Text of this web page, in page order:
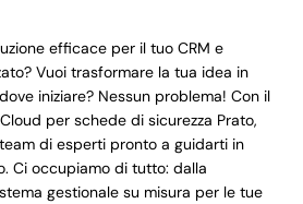
efficace per il tuo CRM e
Vuoi trasformare la tua idea in
iniziare? Nessun problema! Con il
per schede di sicurezza Prato,
di esperti pronto a guidarti in
Ci occupiamo di tutto: dalla
gestionale su misura per le tue